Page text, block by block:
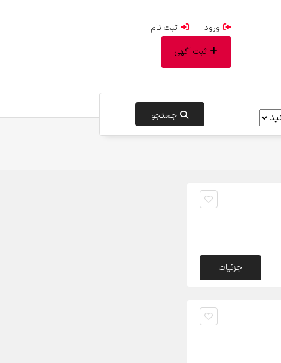
جستجو
ورود
ثبت نام
ثبت آگهی
جزئیات